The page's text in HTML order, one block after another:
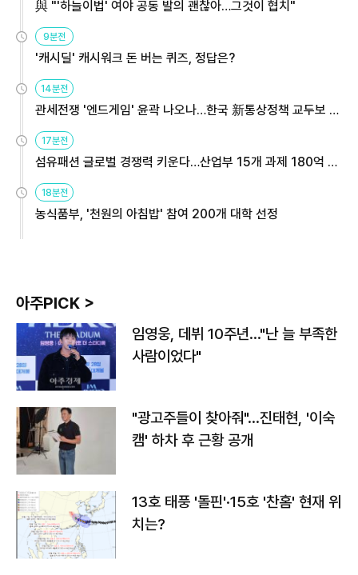
與 "'하늘이법' 여야 공동 발의 괜찮아…그것이 협치"
9분전
'캐시딜' 캐시워크 돈 버는 퀴즈, 정답은?
14분전
관세전쟁 '엔드게임' 윤곽 나오나…한국 新통상정책 교두보 활
17분전
섬유패션 글로벌 경쟁력 키운다…산업부 15개 과제 180억 지
18분전
농식품부, '천원의 아침밥' 참여 200개 대학 선정
아주PICK >
임영웅, 데뷔 10주년…"난 늘 부족한
사람이었다"
"광고주들이 찾아줘"…진태현, '이숙
캠' 하차 후 근황 공개
13호 태풍 '돌핀'·15호 '찬홈' 현재 위
치는?